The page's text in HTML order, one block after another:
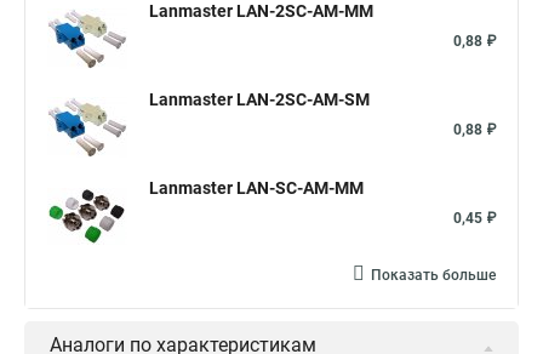
Lanmaster LAN-2SC-AM-MM
0,88 ₽
Lanmaster LAN-2SC-AM-SM
0,88 ₽
Lanmaster LAN-SC-AM-MM
0,45 ₽
Показать больше
Аналоги по характеристикам